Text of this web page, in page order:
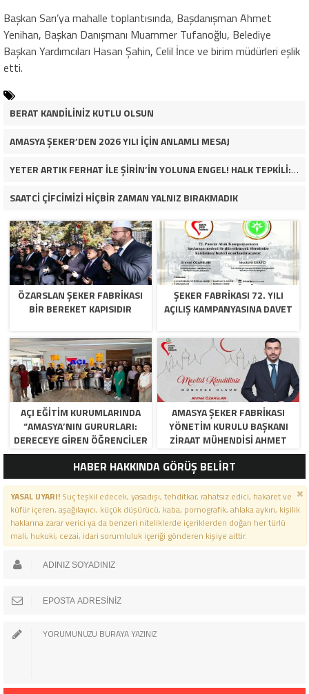
Başkan Sarı’ya mahalle toplantısında, Başdanışman Ahmet
Yenihan, Başkan Danışmanı Muammer Tufanoğlu, Belediye
Başkan Yardımcıları Hasan Şahin, Celil İnce ve birim müdürleri eşlik
etti.
BERAT KANDİLİNİZ KUTLU OLSUN
AMASYA ŞEKER’DEN 2026 YILI İÇİN ANLAMLI MESAJ
YETER ARTIK FERHAT İLE ŞİRİN’İN YOLUNA ENGEL! HALK TEPKİLİ: “YOLU KAPATMAK ÇÖZÜM DEĞİL, GÖREVİNİ YAP!”
SAATCİ ÇİFCİMİZİ HİÇBİR ZAMAN YALNIZ BIRAKMADIK
ÖZARSLAN ŞEKER FABRİKASI
BİR BEREKET KAPISIDIR
ŞEKER FABRİKASI 72. YILI
AÇILIŞ KAMPANYASINA DAVET
AÇI EĞİTİM KURUMLARINDA
“AMASYA’NIN GURURLARI:
DERECEYE GIREN ÖĞRENCILER
İÇIN ANLAMLI TÖREN”
AMASYA ŞEKER FABRIKASI
YÖNETIM KURULU BAŞKANI
ZIRAAT MÜHENDISI AHMET
ÖZARSLAN’IN MEVLID KANDILI
MESAJI
HABER HAKKINDA GÖRÜŞ BELİRT
YASAL UYARI!Suç teşkil edecek, yasadışı, tehditkar, rahatsız edici, hakaret ve
küfür içeren, aşağılayıcı, küçük düşürücü, kaba, pornografik, ahlaka aykırı, kişilik
haklarına zarar verici ya da benzeri niteliklerde içeriklerden doğan her türlü
mali, hukuki, cezai, idari sorumluluk içeriği gönderen kişiye aittir.